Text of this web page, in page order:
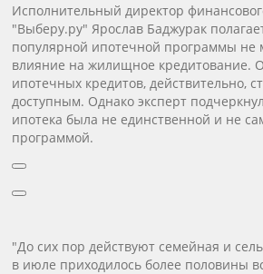
Исполнительный директор
"Выберу.ру" Ярослав Баджурак
популярной ипотечной программы не
влияние на жилищное кредитование.
ипотечных кредитов, действительно,
доступным. Однако эксперт
ипотека была не единственной и не
программой.
"До сих пор действуют семейная и
в июле приходилось более половины